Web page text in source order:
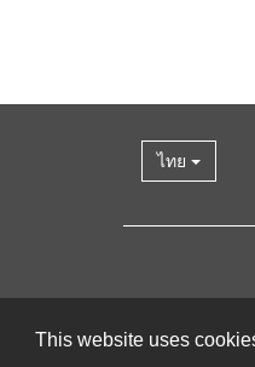
This website uses
ไทย